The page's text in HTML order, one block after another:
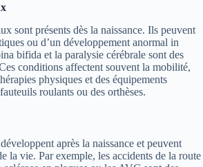
sont présents dès la naissance. Ils peuvent
ou d’un développement anormal in
bifida et la paralysie cérébrale sont des
conditions affectent souvent la mobilité,
physiques et des équipements
roulants ou des orthèses.
après la naissance et peuvent
la vie. Par exemple, les accidents de la route